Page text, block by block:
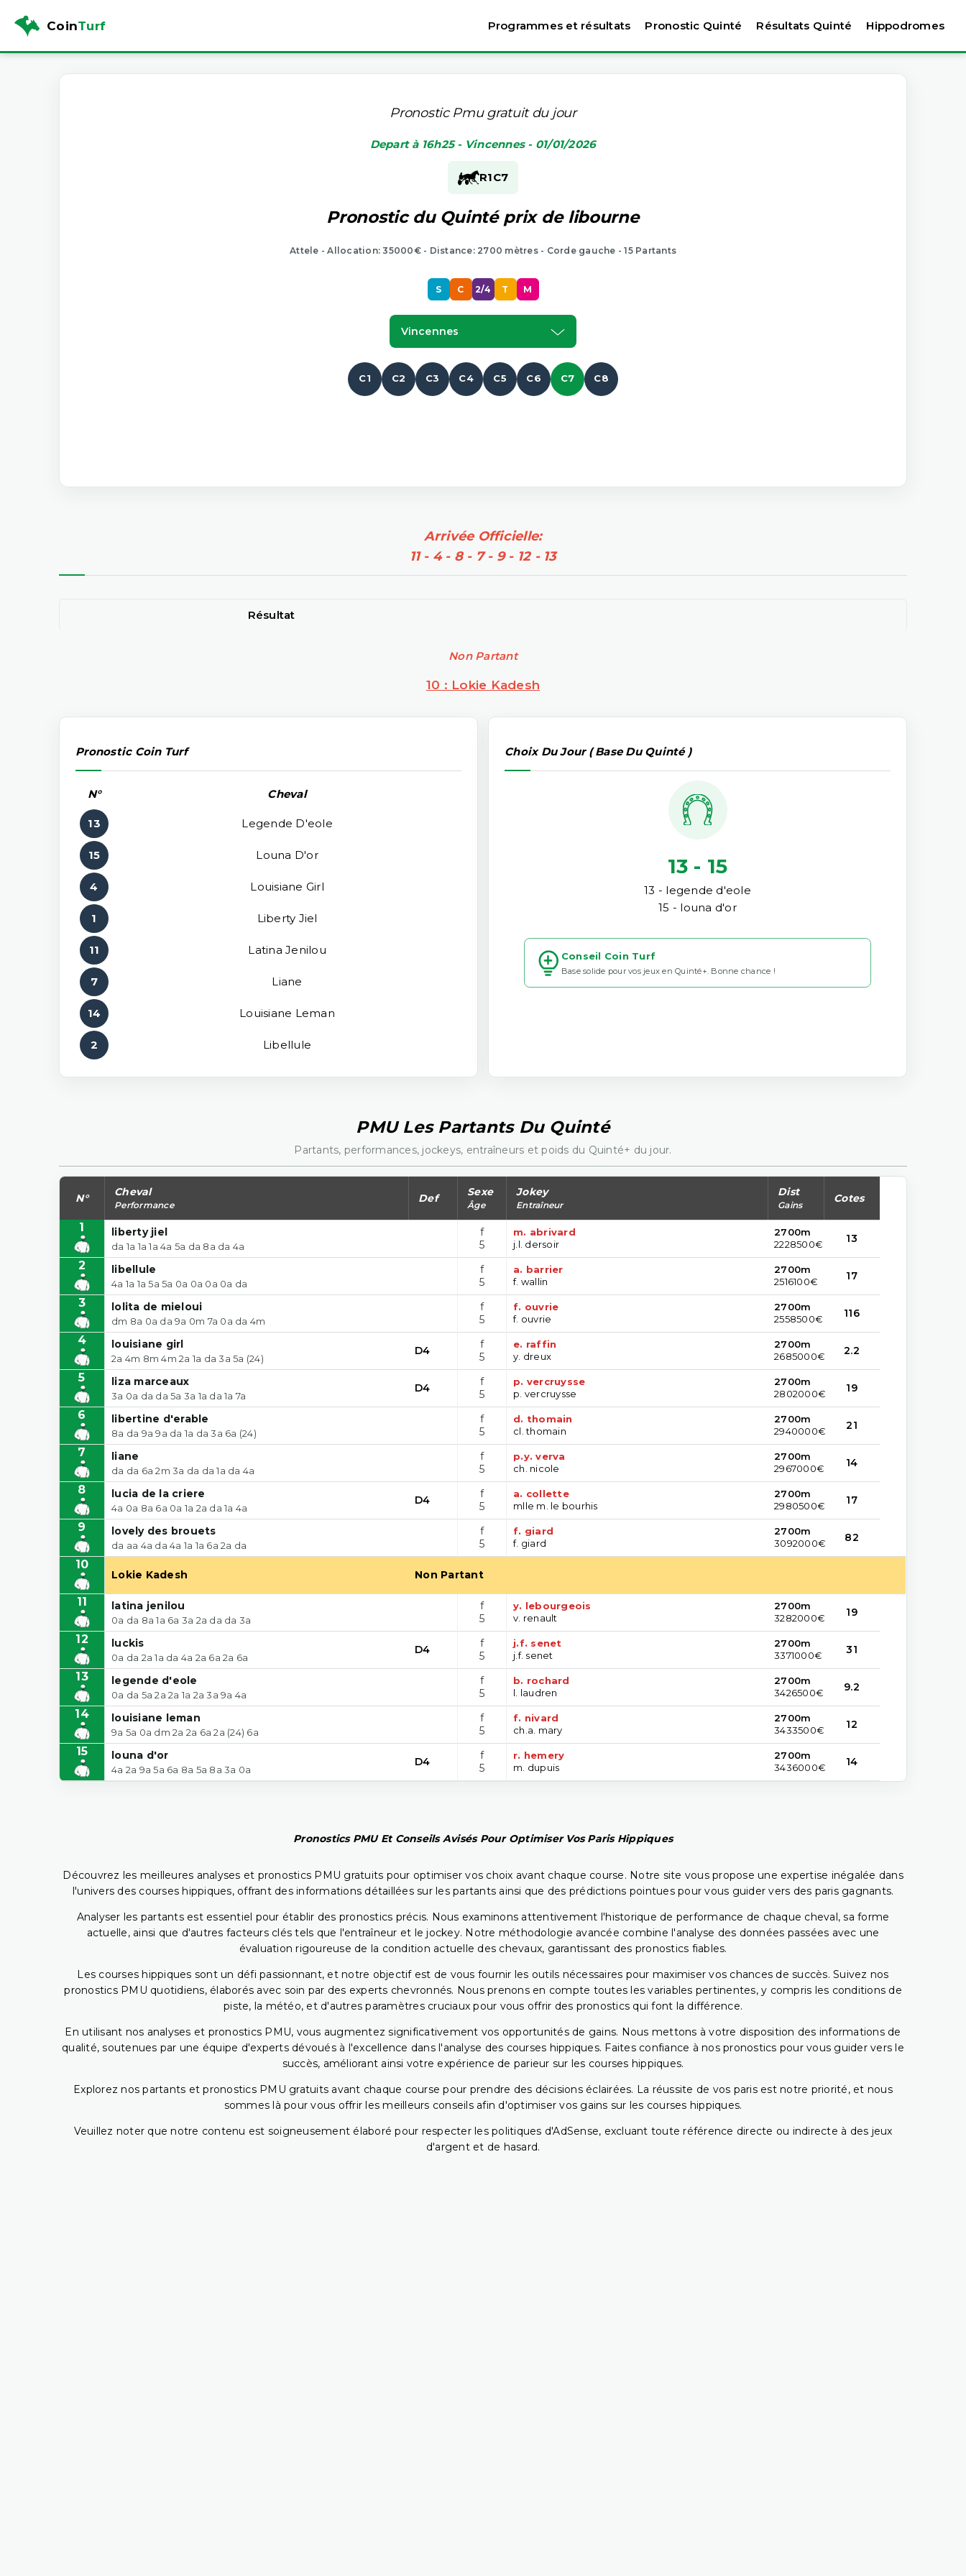
CoinTurf Programmes et résultats Pronostic Quinté Résultats Quinté Hippodromes
Pronostic Pmu gratuit du jour
Depart à 16h25 - Vincennes - 01/01/2026
R1C7
Pronostic du Quinté prix de libourne
Attele - Allocation: 35000€ - Distance: 2700 mètres - Corde gauche - 15 Partants
S C 2/4 T M
Vincennes
C1 C2 C3 C4 C5 C6 C7 C8
Arrivée Officielle:
11 - 4 - 8 - 7 - 9 - 12 - 13
Résultat
Non Partant
10 : Lokie Kadesh
Pronostic Coin Turf
N° Cheval
13 Legende D'eole
15 Louna D'or
4 Louisiane Girl
1 Liberty Jiel
11 Latina Jenilou
7 Liane
14 Louisiane Leman
2 Libellule
Choix Du Jour ( Base Du Quinté )
13 - 15
13 - legende d'eole
15 - louna d'or
Conseil Coin Turf
Base solide pour vos jeux en Quinté+. Bonne chance !
PMU Les Partants Du Quinté
Partants, performances, jockeys, entraîneurs et poids du Quinté+ du jour.
N° Cheval
Performance
Def Sexe
Âge
Jokey
Entraîneur
Dist
Gains
Cotes
1 liberty jiel
da 1a 1a 1a 4a 5a da 8a da 4a
f
5
m. abrivard
j.l. dersoir
2700m
2228500€
13
2 libellule
4a 1a 1a 5a 5a 0a 0a 0a 0a da
f
5
a. barrier
f. wallin
2700m
2516100€
17
3 lolita de mieloui
dm 8a 0a da 9a 0m 7a 0a da 4m
f
5
f. ouvrie
f. ouvrie
2700m
2558500€
116
4 louisiane girl
2a 4m 8m 4m 2a 1a da 3a 5a (24)
D4
f
5
e. raffin
y. dreux
2700m
2685000€
2.2
5 liza marceaux
3a 0a da da 5a 3a 1a da 1a 7a
D4
f
5
p. vercruysse
p. vercruysse
2700m
2802000€
19
6 libertine d'erable
8a da 9a 9a da 1a da 3a 6a (24)
f
5
d. thomain
cl. thomain
2700m
2940000€
21
7 liane
da da 6a 2m 3a da da 1a da 4a
f
5
p.y. verva
ch. nicole
2700m
2967000€
14
8 lucia de la criere
4a 0a 8a 6a 0a 1a 2a da 1a 4a
D4
f
5
a. collette
mlle m. le bourhis
2700m
2980500€
17
9 lovely des brouets
da aa 4a da 4a 1a 1a 6a 2a da
f
5
f. giard
f. giard
2700m
3092000€
82
10
Lokie Kadesh Non Partant
11 latina jenilou
0a da 8a 1a 6a 3a 2a da da 3a
f
5
y. lebourgeois
v. renault
2700m
3282000€
19
12 luckis
0a da 2a 1a da 4a 2a 6a 2a 6a
D4
f
5
j.f. senet
j.f. senet
2700m
3371000€
31
13 legende d'eole
0a da 5a 2a 2a 1a 2a 3a 9a 4a
f
5
b. rochard
l. laudren
2700m
3426500€
9.2
14 louisiane leman
9a 5a 0a dm 2a 2a 6a 2a (24) 6a
f
5
f. nivard
ch.a. mary
2700m
3433500€
12
15 louna d'or
4a 2a 9a 5a 6a 8a 5a 8a 3a 0a
D4
f
5
r. hemery
m. dupuis
2700m
3436000€
14
Pronostics PMU Et Conseils Avisés Pour Optimiser Vos Paris Hippiques
Découvrez les meilleures analyses et pronostics PMU gratuits pour optimiser vos choix avant chaque course. Notre site vous propose une expertise inégalée dans
l'univers des courses hippiques, offrant des informations détaillées sur les partants ainsi que des prédictions pointues pour vous guider vers des paris gagnants.
Analyser les partants est essentiel pour établir des pronostics précis. Nous examinons attentivement l'historique de performance de chaque cheval, sa forme
actuelle, ainsi que d'autres facteurs clés tels que l'entraîneur et le jockey. Notre méthodologie avancée combine l'analyse des données passées avec une
évaluation rigoureuse de la condition actuelle des chevaux, garantissant des pronostics fiables.
Les courses hippiques sont un défi passionnant, et notre objectif est de vous fournir les outils nécessaires pour maximiser vos chances de succès. Suivez nos
pronostics PMU quotidiens, élaborés avec soin par des experts chevronnés. Nous prenons en compte toutes les variables pertinentes, y compris les conditions de
piste, la météo, et d'autres paramètres cruciaux pour vous offrir des pronostics qui font la différence.
En utilisant nos analyses et pronostics PMU, vous augmentez significativement vos opportunités de gains. Nous mettons à votre disposition des informations de
qualité, soutenues par une équipe d'experts dévoués à l'excellence dans l'analyse des courses hippiques. Faites confiance à nos pronostics pour vous guider vers le
succès, améliorant ainsi votre expérience de parieur sur les courses hippiques.
Explorez nos partants et pronostics PMU gratuits avant chaque course pour prendre des décisions éclairées. La réussite de vos paris est notre priorité, et nous
sommes là pour vous offrir les meilleurs conseils afin d'optimiser vos gains sur les courses hippiques.
Veuillez noter que notre contenu est soigneusement élaboré pour respecter les politiques d'AdSense, excluant toute référence directe ou indirecte à des jeux
d'argent et de hasard.